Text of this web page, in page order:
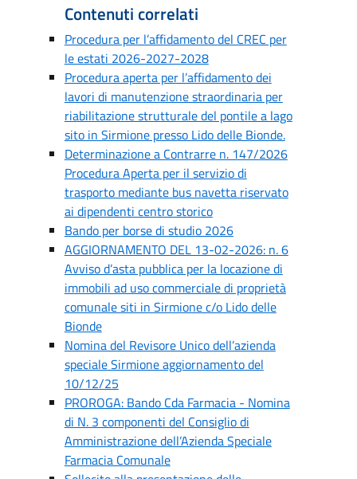
Contenuti correlati
Procedura per l’affidamento del CREC per
le estati 2026-2027-2028
Procedura aperta per l’affidamento dei
lavori di manutenzione straordinaria per
riabilitazione strutturale del pontile a lago
sito in Sirmione presso Lido delle Bionde.
Determinazione a Contrarre n. 147/2026
Procedura Aperta per il servizio di
trasporto mediante bus navetta riservato
ai dipendenti centro storico
Bando per borse di studio 2026
AGGIORNAMENTO DEL 13-02-2026: n. 6
Avviso d’asta pubblica per la locazione di
immobili ad uso commerciale di proprietà
comunale siti in Sirmione c/o Lido delle
Bionde
Nomina del Revisore Unico dell’azienda
speciale Sirmione aggiornamento del
10/12/25
PROROGA: Bando Cda Farmacia - Nomina
di N. 3 componenti del Consiglio di
Amministrazione dell’Azienda Speciale
Farmacia Comunale